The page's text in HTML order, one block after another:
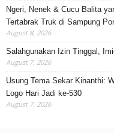
Ngeri, Nenek & Cucu Balita
Tertabrak Truk di Sampung
August 8, 2026
Salahgunakan Izin Tinggal,
August 7, 2026
Usung Tema Sekar Kinanthi:
Logo Hari Jadi ke-530
August 7, 2026